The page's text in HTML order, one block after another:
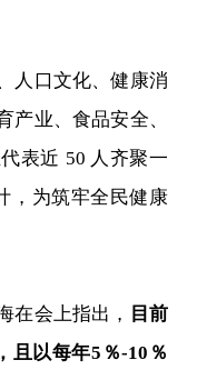
人口文化、健康消
产业、食品安全、
表近 50 人齐聚一
，为筑牢全民健康
在会上指出，
目前
且以每年5％-10％